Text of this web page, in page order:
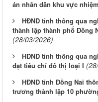
án nhân dân khu vực
HĐND tỉnh thông qua
thành lập thành phố Đồng
(28/03/2026)
HĐND tỉnh thông qua
đạt tiêu chí đô thị loại I
HĐND tỉnh Đồng Nai
trương thành lập 10